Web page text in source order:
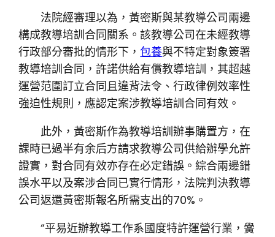
法院經審理以為，黃密斯與某教導公司兩邊
構成教導培訓合同關系。該教導公司在未經教導
行政部分審批的情形下，包養與不特定對象簽署
教導培訓合同，許諾供給有償教導培訓，其超越
運營范圍訂立合同且違背法令、行政律例效率性
強迫性規則，應認定案涉教導培訓合同有效。
此外，黃密斯作為教導培訓辦事購置方，在
課時已過半有余后方請求教導公司供給辦學允許
證實，對合同有效亦存在必定錯誤。綜合兩邊錯
誤水平以及案涉合同已實行情形，法院判決教導
公司返還黃密斯報名所需支出的70%。
“平易近辦教導工作系國度特許運營行業，黌